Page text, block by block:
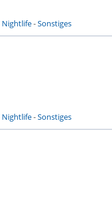
Nightlife-Sonstiges
Nightlife-Sonstiges